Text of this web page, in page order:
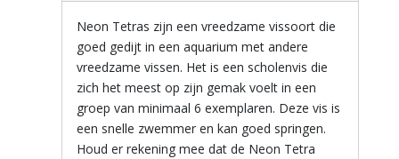
Neon Tetras zijn een vreedzame vissoort die
goed gedijt in een aquarium met andere
vreedzame vissen. Het is een scholenvis die
zich het meest op zijn gemak voelt in een
groep van minimaal 6 exemplaren. Deze vis is
een snelle zwemmer en kan goed springen.
Houd er rekening mee dat de Neon Tetra